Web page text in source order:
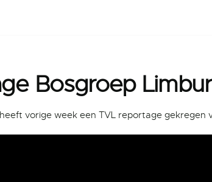
Bosgroep
vorige week een TVL reportage